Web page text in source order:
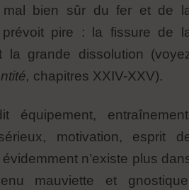
mal bien sûr du fer et de
pire : la fissure de
la grande dissolution
chapitres XXIV-XXV).
équipement,
motivation, esprit
n’existe plus
mauviette et